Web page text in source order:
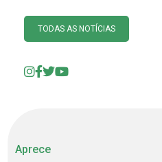
TODAS AS NOTÍCIAS
Aprece